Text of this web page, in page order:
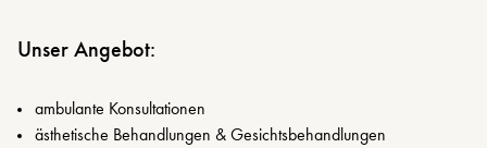
Unser Angebot:
ambulante Konsultationen
ästhetische Behandlungen & Gesichtsbehandlungen